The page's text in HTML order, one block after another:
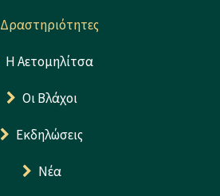
Δραστηριότητες
Η Αετομηλίτσα
Οι Βλάχοι
Εκδηλώσεις
Νέα